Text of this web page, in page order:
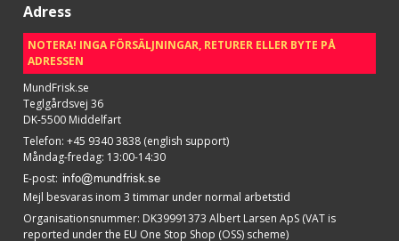
Adress
NOTERA! INGA FÖRSÄLJNINGAR, RETURER ELLER BYTE PÅ
ADRESSEN
MundFrisk.se
Teglgårdsvej 36
DK-5500 Middelfart
Telefon: +45 9340 3838 (english support)
Måndag-fredag: 13:00-14:30
E-post:
Mejl besvaras inom 3 timmar under normal arbetstid
Organisationsnummer: DK39991373 Albert Larsen ApS (VAT is
reported under the EU One Stop Shop (OSS) scheme)